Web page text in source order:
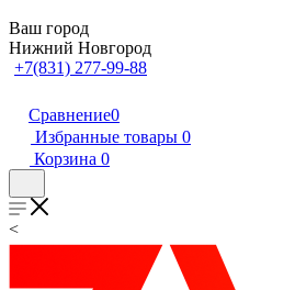
Ваш город
Нижний Новгород
+7(831) 277-99-88
Сравнение0
Избранные товары 0
Корзина 0
<